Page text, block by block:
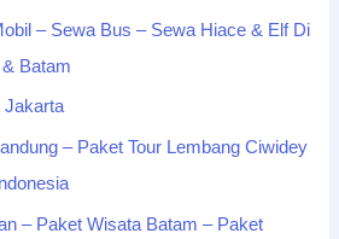
– Sewa Bus – Sewa Hiace & Elf Di
Batam
Jakarta
– Paket Tour Lembang Ciwidey
– Paket Wisata Batam – Paket